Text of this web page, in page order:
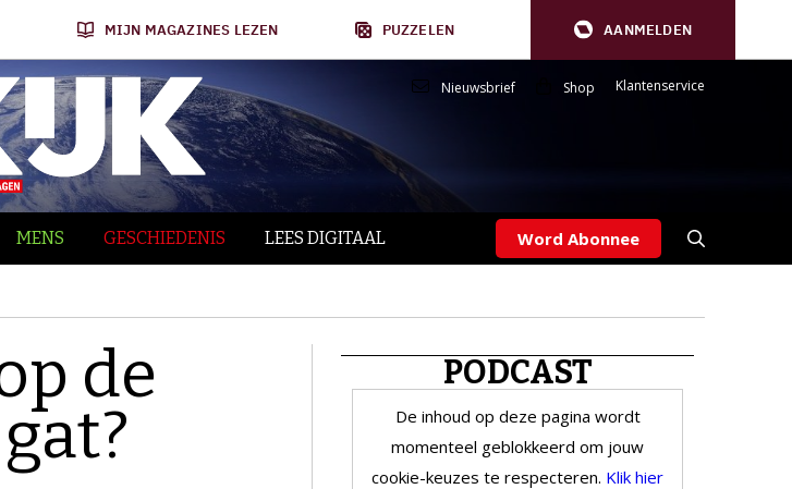
MIJN MAGAZINES LEZEN PUZZELEN AANMELDEN
Nieuwsbrief Shop Klantenservice
MENS GESCHIEDENIS LEES DIGITAAL Word Abonnee
de PODCAST
De inhoud op deze pagina wordt
momenteel geblokkeerd om jouw
cookie-keuzes te respecteren. Klik hier